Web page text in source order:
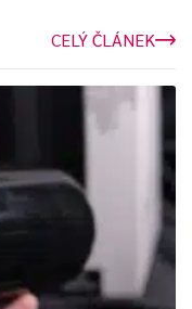
CELÝ ČLÁNEK